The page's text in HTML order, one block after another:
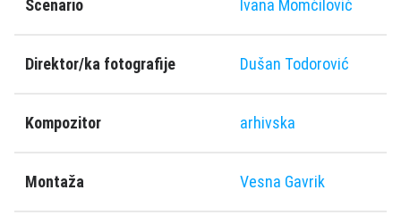
Scenario Ivana Momčilović
Direktor/ka fotografije Dušan Todorović
Kompozitor arhivska
Montaža Vesna Gavrik